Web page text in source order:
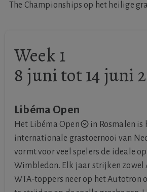
The Championships op het heilige
Week 1
8 juni tot 14 juni
Libéma Open
Het Libéma Open in Rosmalen is
internationale grastoernooi van
vormt voor veel spelers de ideale
Wimbledon. Elk jaar strijken zowel
WTA‑toppers neer op het Autotron